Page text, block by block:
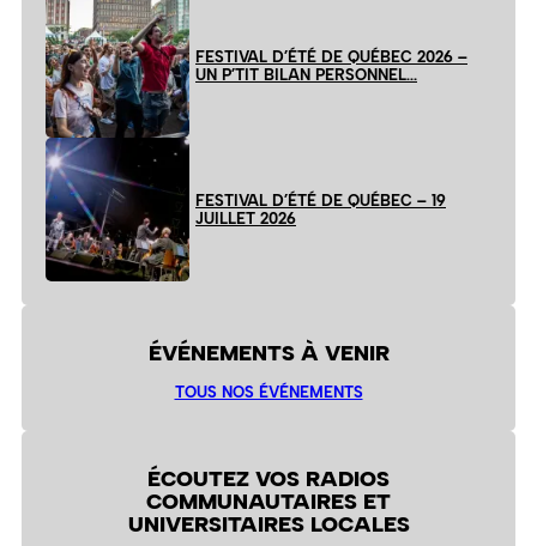
FESTIVAL D’ÉTÉ DE QUÉBEC 2026 –
UN P’TIT BILAN PERSONNEL…
FESTIVAL D’ÉTÉ DE QUÉBEC – 19
JUILLET 2026
ÉVÉNEMENTS À VENIR
TOUS NOS ÉVÉNEMENTS
ÉCOUTEZ VOS RADIOS
COMMUNAUTAIRES ET
UNIVERSITAIRES LOCALES